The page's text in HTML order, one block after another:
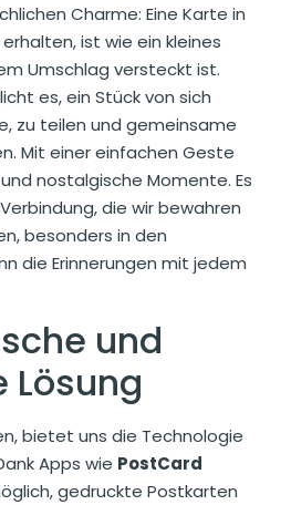
Charme: Eine Karte in
ist wie ein kleines
Umschlag versteckt ist.
es, ein Stück von sich
zu teilen und gemeinsame
Mit einer einfachen Geste
nostalgische Momente. Es
die wir bewahren
besonders in den
die Erinnerungen mit jedem
und
Lösung
bietet uns die Technologie
Apps wie PostCard
gedruckte Postkarten